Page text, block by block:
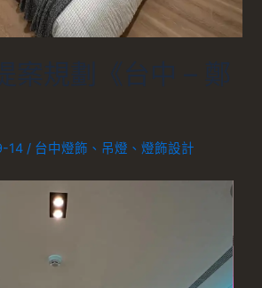
案規劃《台中 – 鄭
14 / 台中燈飾 、 吊燈 、燈飾設計